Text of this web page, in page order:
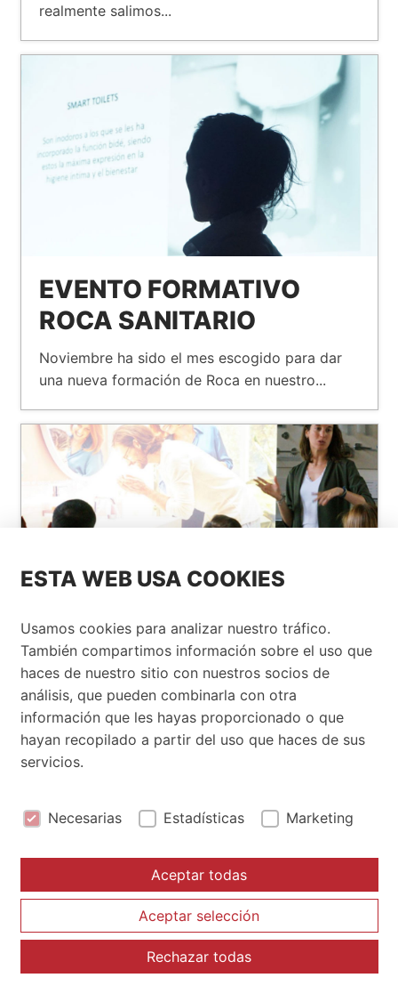
realmente salimos...
EVENTO FORMATIVO
ROCA SANITARIO
Noviembre ha sido el mes escogido para dar
una nueva formación de Roca en nuestro...
FORMACIÓN
HANSGROHE
Desde Materiales de Construcción Serrano
queremos dar las gracias a todos los que
asistieron el...
Búsqueda:
Aviso Legal
Política de Privacidad
Política de Cookies
ESTA WEB USA COOKIES
Usamos cookies para analizar nuestro tráfico.
También compartimos información sobre el uso que
haces de nuestro sitio con nuestros socios de
análisis, que pueden combinarla con otra
información que les hayas proporcionado o que
hayan recopilado a partir del uso que haces de sus
servicios.
Necesarias Estadísticas Marketing
Aceptar todas
Aceptar selección
Rechazar todas